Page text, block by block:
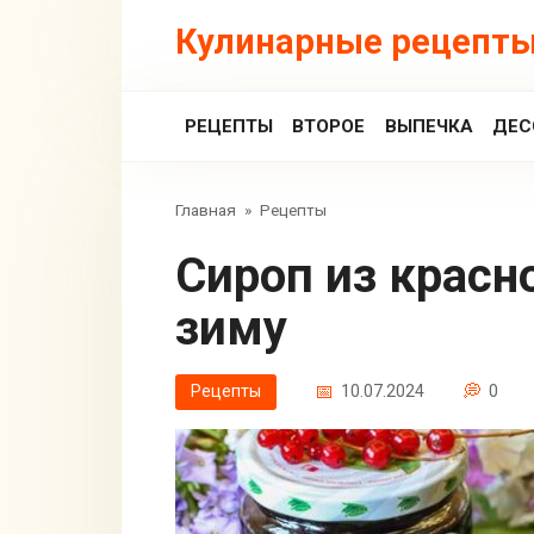
Кулинарные
РЕЦЕПТЫ ВТОРОЕ ВЫПЕЧКА
Главная » Рецепты
Сироп из красной смородины на
зиму
Рецепты 10.07.2024 0